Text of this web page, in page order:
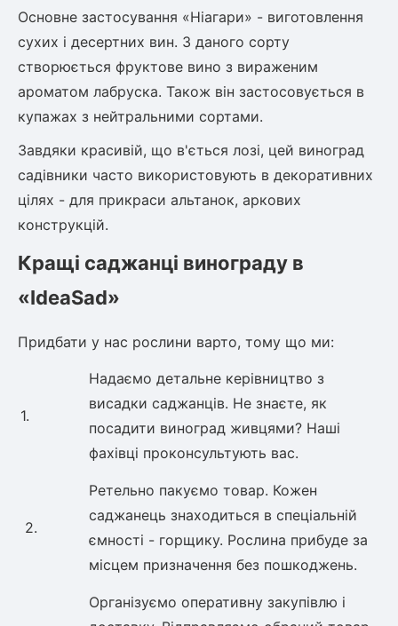
Основне застосування «Ніагари» - виготовлення
сухих і десертних вин. З даного сорту
створюється фруктове вино з вираженим
ароматом лабруска. Також він застосовується в
купажах з нейтральними сортами.
Завдяки красивій, що в'ється лозі, цей виноград
садівники часто використовують в декоративних
цілях - для прикраси альтанок, аркових
конструкцій.
Кращі саджанці винограду в
«IdeaSad»
Придбати у нас рослини варто, тому що ми:
1.
Надаємо детальне керівництво з
висадки саджанців. Не знаєте, як
посадити виноград живцями? Наші
фахівці проконсультують вас.
2.
Ретельно пакуємо товар. Кожен
саджанець знаходиться в спеціальній
ємності - горщику. Рослина прибуде за
місцем призначення без пошкоджень.
Організуємо оперативну закупівлю і